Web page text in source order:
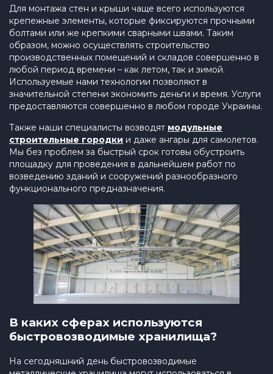
Для монтажа стен и крыши чаще всего используются
крепежные элементы, которые фиксируются прочными
болтами или же крепкими сварными швами. Таким
образом, можно осуществлять строительство
производственных помещений и складов совершенно в
любой период времени – как летом, так и зимой.
Используемые нами технологии позволяют в
значительной степени экономить деньги и время. Услуги
предоставляются совершенно в любом городе Украины.
Также наши специалисты возводят модульные
строительные городки и даже ангары для самолетов.
Мы без проблем за быстрый срок готовы обустроить
площадку для проведения в дальнейшем работ по
возведению зданий и сооружений разнообразного
функционального предназначения.
В каких сферах используются
быстровозводимые хранилища?
На сегодняшний день быстровозводимые